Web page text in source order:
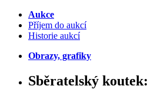
Aukce
Příjem do aukcí
Historie aukcí
Obrazy, grafiky
Sběratelský koutek: